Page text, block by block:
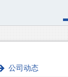
公司动态